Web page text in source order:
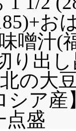
お
噌汁(
り出
の大
シア
点盛